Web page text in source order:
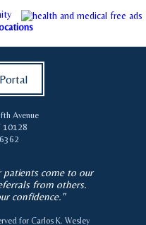
Avenue
10128
come to our
from others.
confidence."
for Carlos K. Wesley